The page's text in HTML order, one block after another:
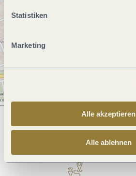
Statistiken
Marketing
Alle akzeptieren
Alle ablehnen
Was möchtest du als nächstes tun?